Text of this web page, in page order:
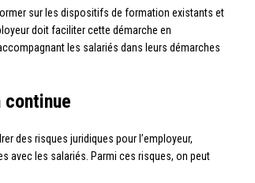
sur les dispositifs de formation existants et
doit faciliter cette démarche en
les salariés dans leurs démarches
des risques juridiques pour l’employeur,
avec les salariés. Parmi ces risques, on peut